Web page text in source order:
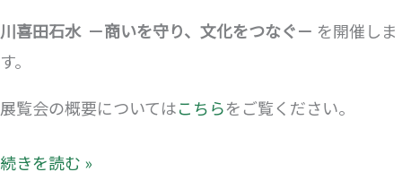
川喜田石水 －商いを守り、文化をつなぐ－ を開催しま
す。
展覧会の概要についてはこちらをご覧ください。
続きを読む »